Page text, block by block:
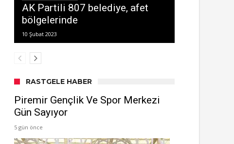
AK Partili 807 belediye, afet
bölgelerinde
10 Şubat 2023
RASTGELE HABER
Piremir Gençlik Ve Spor Merkezi
Gün Sayıyor
5 gün önce